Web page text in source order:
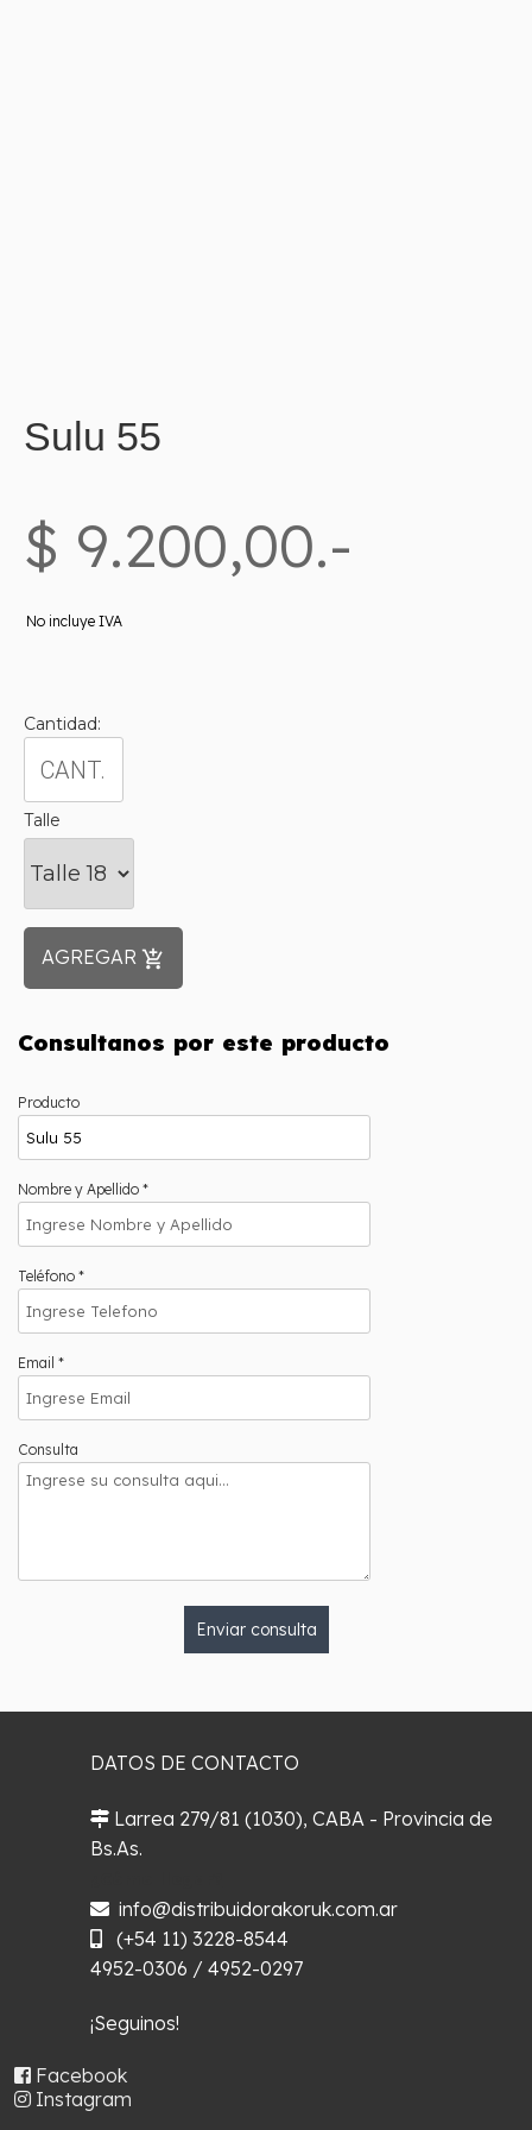
Sulu 55
$ 9.200,00.-
No incluye IVA
Cantidad:
Talle
AGREGAR add_shopping_cart
Consultanos por este producto
Producto
Nombre y Apellido *
Teléfono *
Email *
Consulta
Enviar consulta
DATOS DE CONTACTO
Larrea 279/81 (1030), CABA - Provincia de
Bs.As.
info@distribuidorakoruk.com.ar
(+54 11) 3228-8544
4952-0306 / 4952-0297
¡Seguinos!
Facebook
Instagram